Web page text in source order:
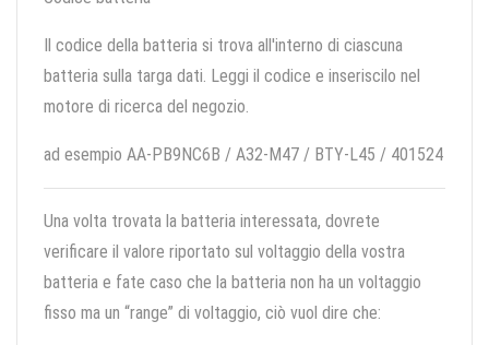
Il codice della batteria si trova all'interno di ciascuna
batteria sulla targa dati. Leggi il codice e inseriscilo nel
motore di ricerca del negozio.
ad esempio AA-PB9NC6B / A32-M47 / BTY-L45 / 401524
Una volta trovata la batteria interessata, dovrete
verificare il valore riportato sul voltaggio della vostra
batteria e fate caso che la batteria non ha un voltaggio
fisso ma un “range” di voltaggio, ciò vuol dire che: